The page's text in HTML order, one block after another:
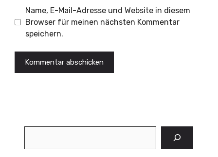
Name, E-Mail-Adresse und Website in diesem
Browser für meinen nächsten Kommentar
speichern.